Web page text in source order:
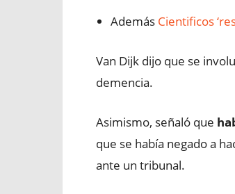
Además Cientificos
Van Dijk dijo que se
demencia.
Asimismo, señaló que
que se había negado a
ante un tribunal.